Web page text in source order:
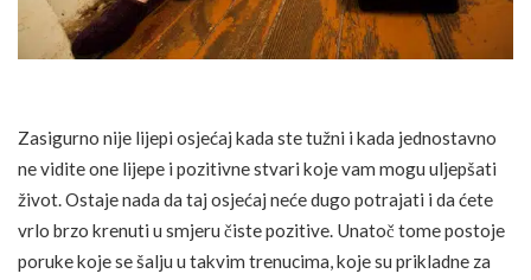
Zasigurno nije lijepi osjećaj kada ste tužni i kada jednostavno
ne vidite one lijepe i pozitivne stvari koje vam mogu uljepšati
život. Ostaje nada da taj osjećaj neće dugo potrajati i da ćete
vrlo brzo krenuti u smjeru čiste pozitive. Unatoč tome postoje
poruke koje se šalju u takvim trenucima, koje su prikladne za